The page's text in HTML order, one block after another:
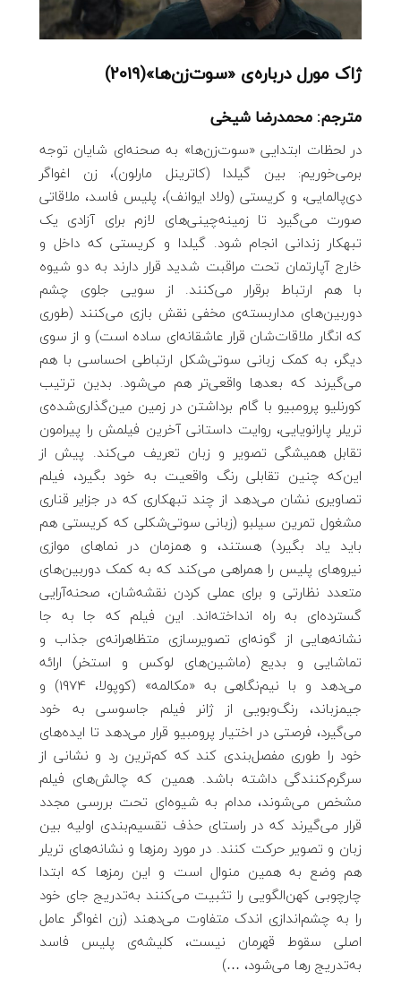
ژاک مورل درباره‌ی «سوت‌زن‌ها»(2019)
مترجم: محمدرضا شیخی
در لحظات ابتدایی «سوت‌زن‌ها» به صحنه‌ای شایان توجه
برمی‌خوریم: بین گیلدا (کاترینل مارلون)، زن اغواگر
دی‌پالمایی، و کریستی (ولاد ایوانف)، پلیس فاسد، ملاقاتی
صورت می‌گیرد تا زمینه‌چینی‌های لازم برای آزادی یک
تبهکار زندانی انجام شود. گیلدا و کریستی که داخل و
خارج آپارتمان تحت مراقبت شدید قرار دارند به دو شیوه
با هم ارتباط برقرار می‌کنند. از سویی جلوی چشم
دوربین‌های مداربسته‌ی مخفی نقش بازی می‌کنند (طوری
که انگار ملاقات‌شان قرار عاشقانه‌ای ساده است) و از سوی
دیگر، به کمک زبانی سوتی‌شکل ارتباطی احساسی با هم
می‌گیرند که بعدها واقعی‌تر هم می‌شود. بدین ترتیب
کورنلیو پرومبیو با گام برداشتن در زمین مین‌گذاری‌شده‌ی
تریلر پارانویایی، روایت داستانی آخرین فیلمش را پیرامون
تقابل همیشگی تصویر و زبان تعریف می‌کند. پیش از
این‌که چنین تقابلی رنگ واقعیت به خود بگیرد، فیلم
تصاویری نشان می‌دهد از چند تبهکاری که در جزایر قناری
مشغول تمرین سیلبو (زبانی سوتی‌شکلی که کریستی هم
باید یاد بگیرد) هستند، و همزمان در نماهای موازی
نیروهای پلیس را همراهی می‌کند که به کمک دوربین‌های
متعدد نظارتی‌ و برای عملی کردن نقشه‌شان، صحنه‌آرایی
گسترده‌ای به راه انداخته‌اند. این فیلم که جا به جا
نشانه‌هایی از گونه‌ای تصویرسازی متظاهرانه‌ی جذاب و
تماشایی و بدیع (ماشین‌های لوکس و استخر) ارائه
می‌دهد و با نیم‌نگاهی به «مکالمه» (کوپولا، 1974) و
جیمزباند، رنگ‌وبویی از ژانر فیلم جاسوسی به خود
می‌گیرد، فرصتی در اختیار پرومبیو قرار می‌دهد تا ایده‌های
خود را طوری مفصل‌بندی کند که کم‌ترین رد و نشانی از
سرگرم‌کنندگی داشته باشد. همین که چالش‌های فیلم
مشخص می‌شوند، مدام به شیوه‌ای تحت بررسی مجدد
قرار می‌گیرند که در راستای حذف تقسیم‌بندی اولیه بین
زبان و تصویر حرکت کنند. در مورد رمزها و نشانه‌های تریلر
هم وضع به همین منوال است و این رمزها که ابتدا
چارچوبی کهن‌الگویی را تثبیت می‌کنند به‌تدریج جای خود
را به چشم‌اندازی اندک متفاوت می‌دهند (زن اغواگر عامل
اصلی سقوط قهرمان نیست، کلیشه‌ی پلیس فاسد
به‌تدریج رها می‌شود، …)